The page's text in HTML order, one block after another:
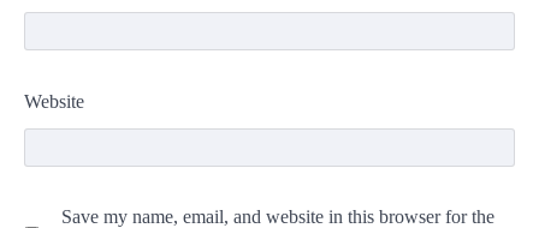
Website
Save my name, email, and website in this browser for the